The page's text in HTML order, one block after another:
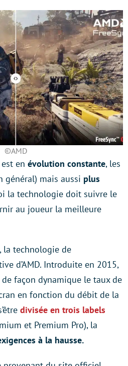
©AMD
en évolution constante, les
général) mais aussi plus
la technologie doit suivre le
au joueur la meilleure
, la technologie de
d’AMD. Introduite en 2015,
façon dynamique le taux de
en fonction du débit de la
divisée en trois labels
et Premium Pro), la
à la hausse.